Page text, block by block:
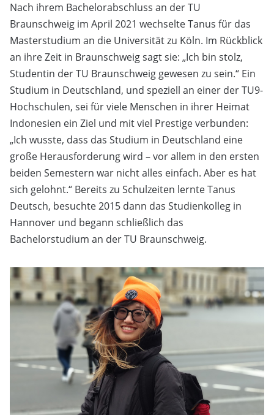
Nach ihrem Bachelorabschluss an der TU
Braunschweig im April 2021 wechselte Tanus für das
Masterstudium an die Universität zu Köln. Im Rückblick
an ihre Zeit in Braunschweig sagt sie: „Ich bin stolz,
Studentin der TU Braunschweig gewesen zu sein.“ Ein
Studium in Deutschland, und speziell an einer der TU9-
Hochschulen, sei für viele Menschen in ihrer Heimat
Indonesien ein Ziel und mit viel Prestige verbunden:
„Ich wusste, dass das Studium in Deutschland eine
große Herausforderung wird – vor allem in den ersten
beiden Semestern war nicht alles einfach. Aber es hat
sich gelohnt.“ Bereits zu Schulzeiten lernte Tanus
Deutsch, besuchte 2015 dann das Studienkolleg in
Hannover und begann schließlich das
Bachelorstudium an der TU Braunschweig.